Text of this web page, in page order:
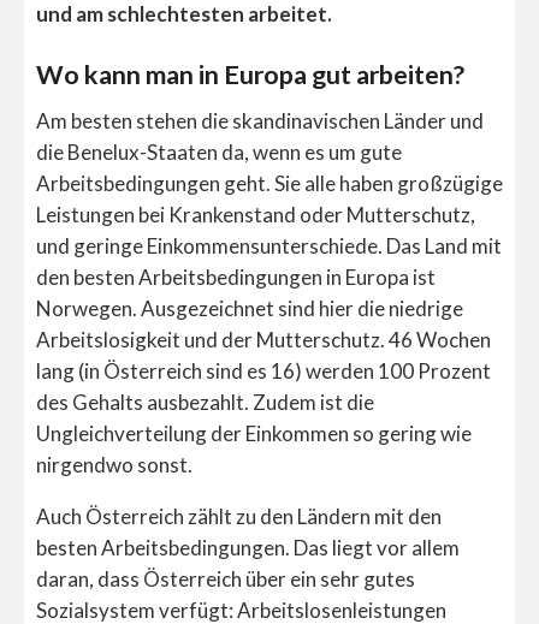
und am schlechtesten arbeitet.
Wo kann man in Europa gut arbeiten?
Am besten stehen die skandinavischen Länder und
die Benelux-Staaten da, wenn es um gute
Arbeitsbedingungen geht. Sie alle haben großzügige
Leistungen bei Krankenstand oder Mutterschutz,
und geringe Einkommensunterschiede. Das Land mit
den besten Arbeitsbedingungen in Europa ist
Norwegen. Ausgezeichnet sind hier die niedrige
Arbeitslosigkeit und der Mutterschutz. 46 Wochen
lang (in Österreich sind es 16) werden 100 Prozent
des Gehalts ausbezahlt. Zudem ist die
Ungleichverteilung der Einkommen so gering wie
nirgendwo sonst.
Auch Österreich zählt zu den Ländern mit den
besten Arbeitsbedingungen. Das liegt vor allem
daran, dass Österreich über ein sehr gutes
Sozialsystem verfügt: Arbeitslosenleistungen